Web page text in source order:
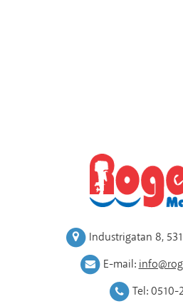
Industrigatan 8,
E-mail:
Tel:0510-